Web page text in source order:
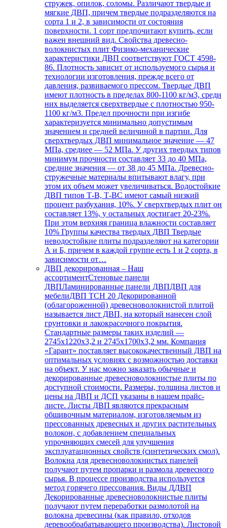
стружек, опилок, соломы. Различают твердые и
мягкие ДВП, причем твердые подразделяются на
сорта 1 и 2, в зависимости от состояния
поверхности. 1 сорт предпочитают купить, если
важен внешний вид. Свойства древесно-
волокнистых плит Физико-механические
характеристики ДВП соответствуют ГОСТ 4598-
86. Плотность зависит от используемого сырья и
технологии изготовления, прежде всего от
давления, развиваемого прессом. Твердые ДВП
имеют плотность в пределах 800-1100 кг/м3, среди
них выделяется сверхтвердые с плотностью 950-
1100 кг/м3. Предел прочности при изгибе
характеризуется минимально допустимым
значением и средней величиной в партии. Для
сверхтвердых ДВП минимальное значение — 47
МПа, среднее — 52 МПа. У других твердых типов
минимум прочности составляет 33 до 40 МПа,
средние значения — от 38 до 45 МПа. Древесно-
стружечные материалы впитывают влагу, при
этом их объем может увеличиваться. Водостойкие
ДВП типов Т-В, Т-ВС имеют самый низкий
процент разбухания, 10%. У сверхтвердых плит он
составляет 13%, у остальных достигает 20-23%.
При этом верхняя граница влажности составляет
10% Группы качества твердых ДВП Твердые
неводостойкие плиты подразделяют на категории
А и Б, причем в каждой группе есть 1 и 2 сорта, в
зависимости от…
ДВП декорированная – Наш
ассортиментСтеновые панели
ДВПЛаминированные панели ДВПДВП для
мебелиДВП ТСН 20 Декорированной
(облагороженной) древесноволокнистой плитой
называется лист ДВП, на который нанесен слой
грунтовки и лакокрасочного покрытия.
Стандартные размеры таких изделий —
2745х1220х3,2 и 2745х1700х3,2 мм. Компания
«Гарант» поставляет высококачественный ДВП на
оптимальных условиях с возможностью доставки
на объект. У нас можно заказать обычные и
декорированные древесноволокнистые плиты по
доступной стоимости. Размеры, толщина листов и
цены на ДВП и ДСП указаны в нашем прайс-
листе. Листы ДВП являются прекрасным
обшивочным материалом, изготовляемым из
прессованных древесных и других растительных
волокон, с добавлением специальных
упрочняющих смесей для улучшения
эксплуатационных свойств (синтетических смол).
Волокна для древесноволокнистых панелей
получают путем пропарки и размола древесного
сырья. В процессе производства используется
метод горячего прессования. Виды ДДВП
Декорированные древесноволокнистые плиты
получают путем переработки размолотой на
волокна древесины (как правило, отходов
деревообрабатывающего производства). Листовой